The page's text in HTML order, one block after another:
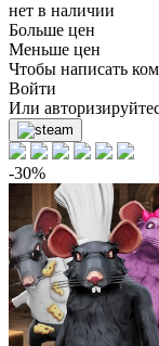
нет в наличии
Больше цен
Меньше цен
Чтобы написать
Войти
Или
-30%